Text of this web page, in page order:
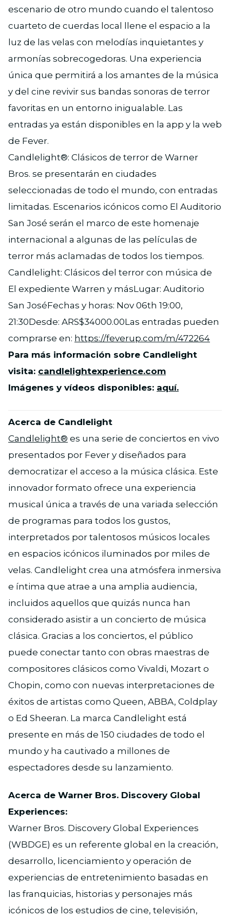
escenario de otro mundo cuando el talentoso
cuarteto de cuerdas local llene el espacio a la
luz de las velas con melodías inquietantes y
armonías sobrecogedoras. Una experiencia
única que permitirá a los amantes de la música
y del cine revivir sus bandas sonoras de terror
favoritas en un entorno inigualable. Las
entradas ya están disponibles en la app y la web
de Fever.
Candlelight®: Clásicos de terror de Warner
Bros. se presentarán en ciudades
seleccionadas de todo el mundo, con entradas
limitadas. Escenarios icónicos como El Auditorio
San José serán el marco de este homenaje
internacional a algunas de las películas de
terror más aclamadas de todos los tiempos.
Candlelight: Clásicos del terror con música de
El expediente Warren y másLugar: Auditorio
San JoséFechas y horas: Nov 06th 19:00,
21:30Desde: ARS$34000.00Las entradas pueden
comprarse en: https://feverup.com/m/472264
Para más información sobre Candlelight
visita: candlelightexperience.com
Imágenes y vídeos disponibles: aquí.
Acerca de Candlelight
Candlelight® es una serie de conciertos en vivo
presentados por Fever y diseñados para
democratizar el acceso a la música clásica. Este
innovador formato ofrece una experiencia
musical única a través de una variada selección
de programas para todos los gustos,
interpretados por talentosos músicos locales
en espacios icónicos iluminados por miles de
velas. Candlelight crea una atmósfera inmersiva
e íntima que atrae a una amplia audiencia,
incluidos aquellos que quizás nunca han
considerado asistir a un concierto de música
clásica. Gracias a los conciertos, el público
puede conectar tanto con obras maestras de
compositores clásicos como Vivaldi, Mozart o
Chopin, como con nuevas interpretaciones de
éxitos de artistas como Queen, ABBA, Coldplay
o Ed Sheeran. La marca Candlelight está
presente en más de 150 ciudades de todo el
mundo y ha cautivado a millones de
espectadores desde su lanzamiento.
Acerca de Warner Bros. Discovery Global
Experiences:
Warner Bros. Discovery Global Experiences
(WBDGE) es un referente global en la creación,
desarrollo, licenciamiento y operación de
experiencias de entretenimiento basadas en
las franquicias, historias y personajes más
icónicos de los estudios de cine, televisión,